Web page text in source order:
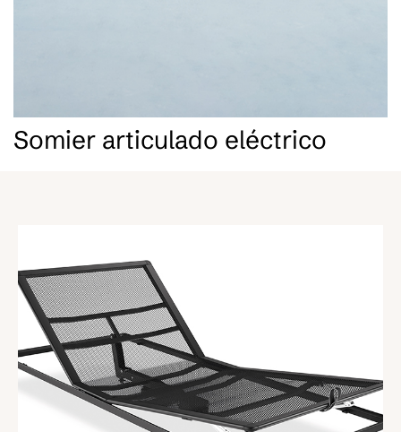
Somier articulado eléctrico